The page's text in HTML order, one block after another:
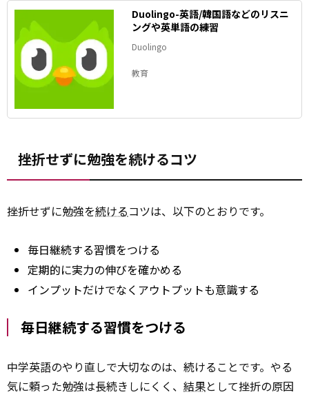
Duolingo-英語/韓国語などのリスニ
ングや英単語の練習
Duolingo
教育
挫折せずに勉強を続けるコツ
挫折せずに勉強を続けるコツは、以下のとおりです。
毎日継続する習慣をつける
定期的に実力の伸びを確かめる
インプットだけでなくアウトプットも意識する
毎日継続する習慣をつける
中学英語のやり直しで大切なのは、続けることです。やる
気に頼った勉強は長続きしにくく、 結果として挫折の原因